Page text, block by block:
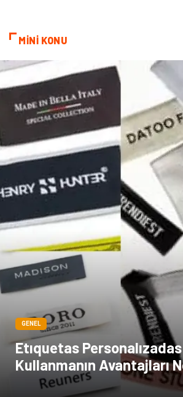
Mermer
MİNİ KONU
GENEL
Etıquetas
Kullanmanın Avantajları